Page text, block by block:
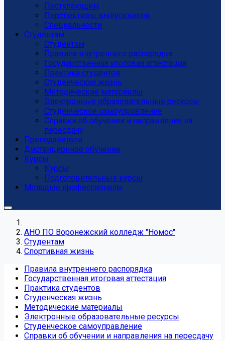
Поступающим
Перспективы выпускников
Специальности
Студентам
Студентам
Правила внутреннего распорядка
Государственная итоговая аттестация
Практика студентов
Студенческая жизнь
Методические материалы
Электронные образовательные ресурсы
Студенческое самоуправление
Справки об обучении и направления на
пересдачу
Преподаватели
Дистанционное обучение
Курсы
Курсы
Подготовительные курсы
Молодые профессионалы
АНО ПО Воронежский колледж "Номос"
Студентам
Спортивная жизнь
Правила внутреннего распорядка
Государственная итоговая аттестация
Практика студентов
Студенческая жизнь
Методические материалы
Электронные образовательные ресурсы
Студенческое самоуправление
Справки об обучении и направления на пересдачу